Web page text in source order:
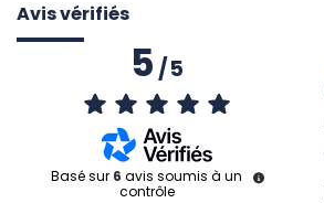
Avis vérifiés
5/5
Basé sur 6 avis soumis à un
contrôle